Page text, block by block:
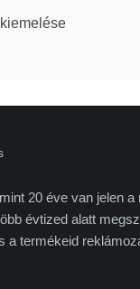
20 éve van jelen a
évtized alatt
a termékeid